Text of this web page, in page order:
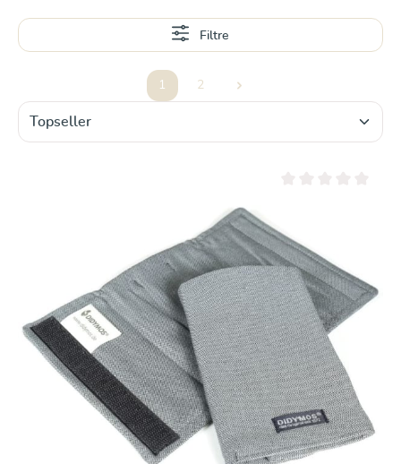
Filtre
Page
1
Page
2